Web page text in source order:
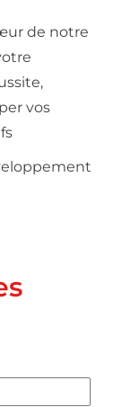
de notre
vos